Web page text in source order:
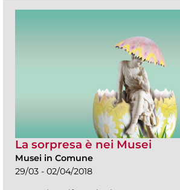
La sorpresa è nei Musei
Musei in Comune
29/03 - 02/04/2018